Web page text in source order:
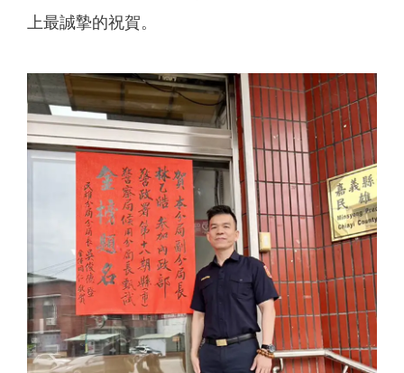
上最誠摯的祝賀。